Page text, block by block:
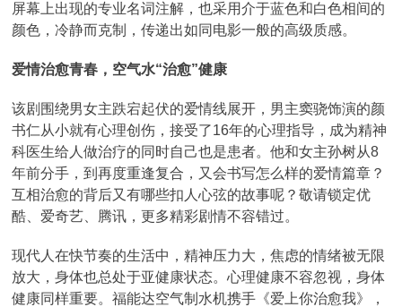
屏幕上出现的专业名词注解，也采用介于蓝色和白色相间的
颜色，冷静而克制，传递出如同电影一般的高级质感。
爱情治愈青春，空气水“治愈”健康
该剧围绕男女主跌宕起伏的爱情线展开，男主窦骁饰演的颜
书仁从小就有心理创伤，接受了16年的心理指导，成为精神
科医生给人做治疗的同时自己也是患者。他和女主孙树从8
年前分手，到再度重逢复合，又会书写怎么样的爱情篇章？
互相治愈的背后又有哪些扣人心弦的故事呢？敬请锁定优
酷、爱奇艺、腾讯，更多精彩剧情不容错过。
现代人在快节奏的生活中，精神压力大，焦虑的情绪被无限
放大，身体也总处于亚健康状态。心理健康不容忽视，身体
健康同样重要。福能达空气制水机携手《爱上你治愈我》，